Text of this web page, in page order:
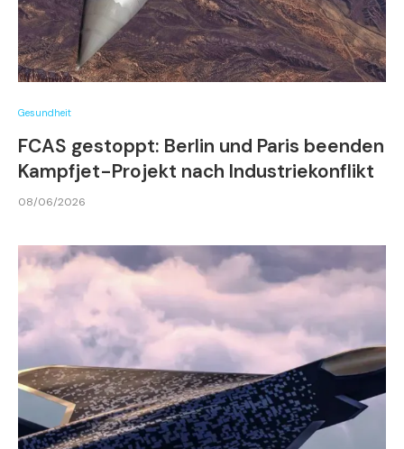
Gesundheit
FCAS gestoppt: Berlin und Paris beenden
Kampfjet-Projekt nach Industriekonflikt
08/06/2026